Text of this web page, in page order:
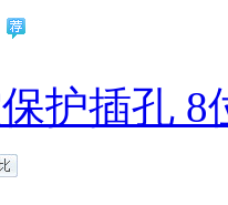
护插孔 8